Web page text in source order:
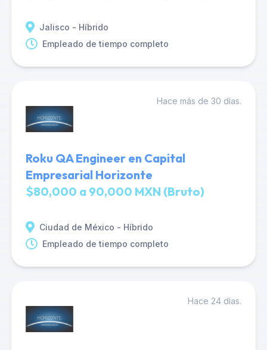
Jalisco - Híbrido
Empleado de tiempo completo
Hace más de 30 días.
Roku QA Engineer en Capital
Empresarial Horizonte
$80,000 a 90,000 MXN (Bruto)
Ciudad de México - Híbrido
Empleado de tiempo completo
Hace 24 días.